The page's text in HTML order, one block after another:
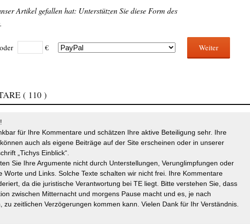
Artikel gefallen hat: Unterstützen Sie diese Form des
oder € Weiter
( 110 )
für Ihre Kommentare und schätzen Ihre aktive Beteiligung sehr. Ihre
auch als eigene Beiträge auf der Site erscheinen oder in unserer
„Tichys Einblick“.
Sie Ihre Argumente nicht durch Unterstellungen, Verunglimpfungen oder
Worte und Links. Solche Texte schalten wir nicht frei. Ihre Kommentare
da die juristische Verantwortung bei TE liegt. Bitte verstehen Sie, dass
zwischen Mitternacht und morgens Pause macht und es, je nach
zu zeitlichen Verzögerungen kommen kann. Vielen Dank für Ihr Verständnis.